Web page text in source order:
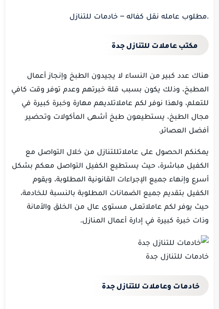
.مطلوب عامله نقل كفاله – خادمات للتنازل
مكتب عاملات للتنازل جدة
هناك عدد كبير من النساء لا يجيدون الطبخ وإنجاز أعمال
المطبخ، وذلك يكون بسبب قلة خبرتهم وعدم توفر وقت كافي
للتعلم، ولهذا نوفر لكم عاملاتلديهم مهارة وخبرة كبيرة في
مجال الطبخ، يستطيعون طبخ أشهى المأكولات وتحضير
أفضل العصائر.
يمكنكم الحصول على عاملاتللتنازل من خلال التواصل مع
الكفيل مباشرة، حيث يستطيع الكفيل التواصل معكم بشكل
أسرع وإنهاء جميع الإجراءات القانونية المطلوبة، ويقوم
الكفيل بتقديم جميع الضمانات المطلوبة بالنسبة للخادمة،
حيث يوفر لكم عاملاتعلى مستوى عال من الخلق والأمانة
وذات خبرة كبيرة في إدارة أعمال المنازل.
خادمات للتنازل جدة
خادمات وعاملات للتنازل جدة